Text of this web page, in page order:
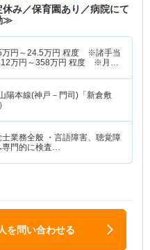
休み／保育園あり／病院にて
≫
万円～24.5万円 程度 ※諸手当
万円～358万円 程度 ※月収
陽本線(神戸－門司)「新倉敷
業務全般 ・言語障害、聴覚障
専門的に検査…
を問い合わせる